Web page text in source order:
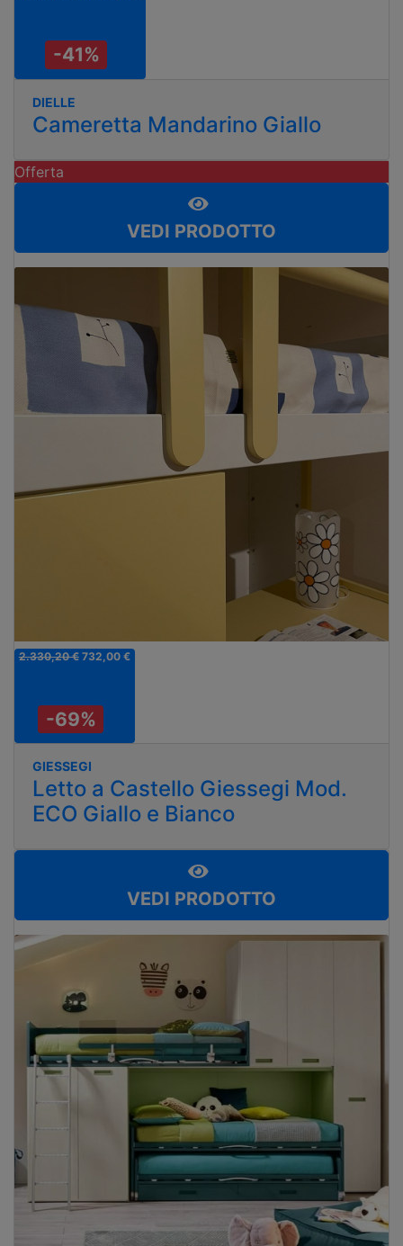
-41%
DIELLE
Cameretta Mandarino Giallo
Offerta
VEDI PRODOTTO
2.330,20 €732,00 €
-69%
GIESSEGI
Letto a Castello Giessegi Mod.
ECO Giallo e Bianco
VEDI PRODOTTO